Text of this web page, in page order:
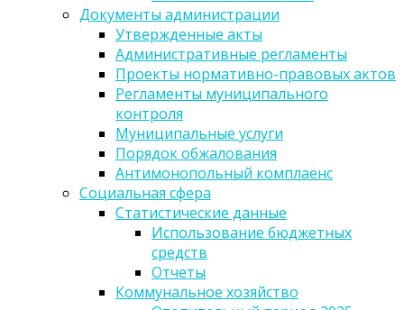
Документы администрации
Утвержденные акты
Административные регламенты
Проекты нормативно-правовых актов
Регламенты муниципального
контроля
Муниципальные услуги
Порядок обжалования
Антимонопольный комплаенс
Социальная сфера
Статистические данные
Использование бюджетных
средств
Отчеты
Коммунальное хозяйство